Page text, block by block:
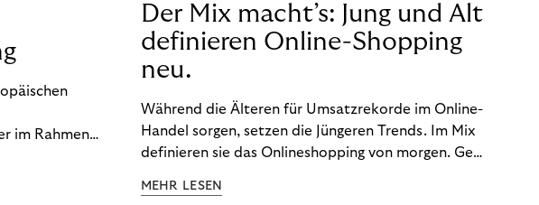
im Rahmen
Der Mix macht’s: Jung und Alt
definieren Online-Shopping
neu.
Während die Älteren für Umsatzrekorde im Online-
Handel sorgen, setzen die Jüngeren Trends. Im Mix
definieren sie das Onlineshopping von morgen. Gen
gemeinsame Leidenschaft - allerdings
MEHR LESEN